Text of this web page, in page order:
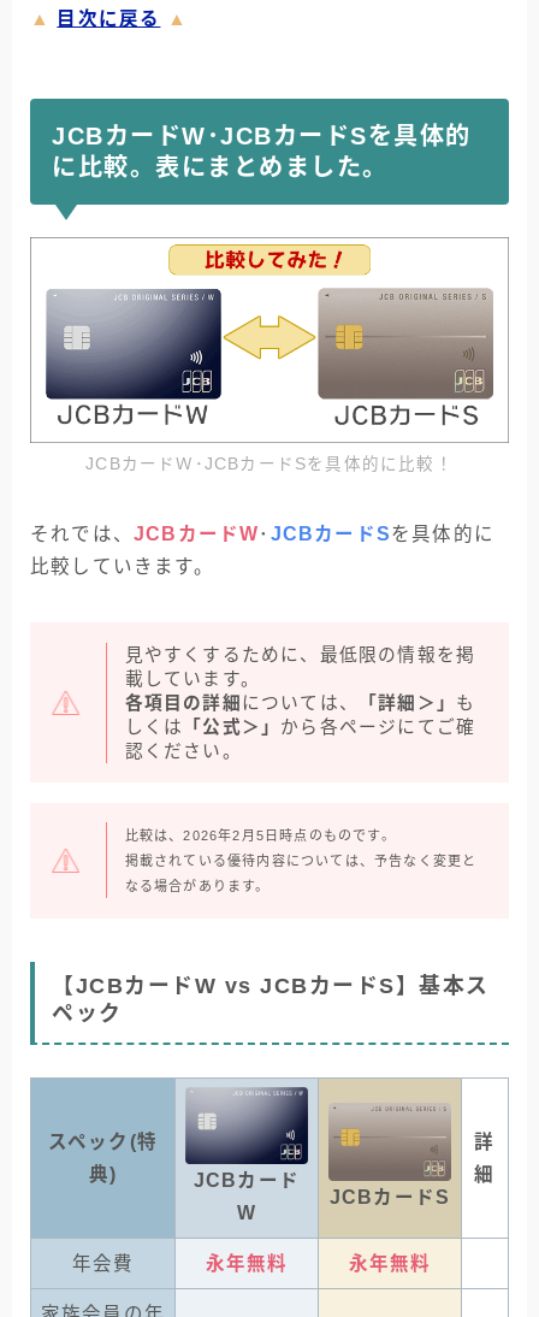
▲ 目次に戻る ▲
JCBカードW･JCBカードSを具体的
に比較。表にまとめました。
JCBカードＷ･JCBカードSを具体的に比較！
それでは、 JCBカードW･ JCBカードSを具体的に
比較していきます。
見やすくするために、最低限の情報を掲
載しています。
各項目の詳細 については、 「詳細＞」 も
しくは
「公式＞」 から各ページにてご確
認ください。
比較は、2026年2月5日時点のものです。
掲載されている優待内容については、予告なく変更と
なる場合があります。
【JCBカードW vs JCBカードS】基本ス
ペック
スペック(特
典)
JCBカード
W
JCBカードS
詳
細
年会費 永年無料 永年無料